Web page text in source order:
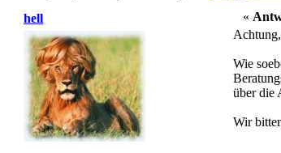
hell
«
Wie
über die
Wir